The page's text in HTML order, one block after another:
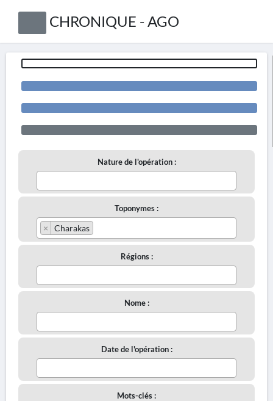
CHRONIQUE - AGO
Nature de l'opération :
Toponymes :
× Charakas
Régions :
Nome :
Date de l'opération :
Mots-clés :